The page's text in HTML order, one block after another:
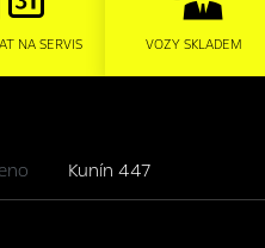
NA SERVIS VOZY SKLADEM
Kunín 447